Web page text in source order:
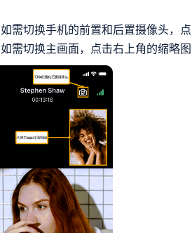
如需切换手机的前置和后置摄像头，
如需切换主画面，点击右上角的缩略